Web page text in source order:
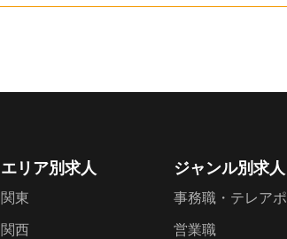
エリア別求人
関東
関西
ジャンル別求人
事務職・テレアポ
営業職